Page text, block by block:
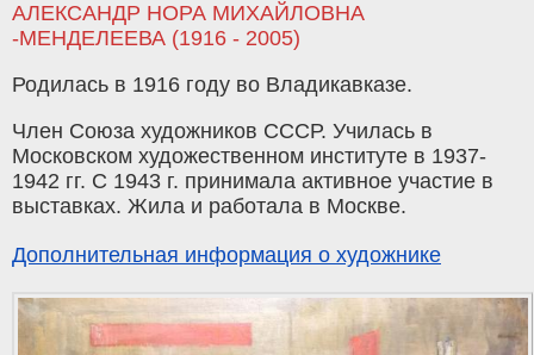
АЛЕКСАНДР НОРА МИХАЙЛОВНА
-МЕНДЕЛЕЕВА (1916 - 2005)
Родилась в 1916 году во Владикавказе.
Член Союза художников СССР. Училась в
Московском художественном институте в 1937-
1942 гг. С 1943 г. принимала активное участие в
выставках. Жила и работала в Москве.
Дополнительная информация о художнике